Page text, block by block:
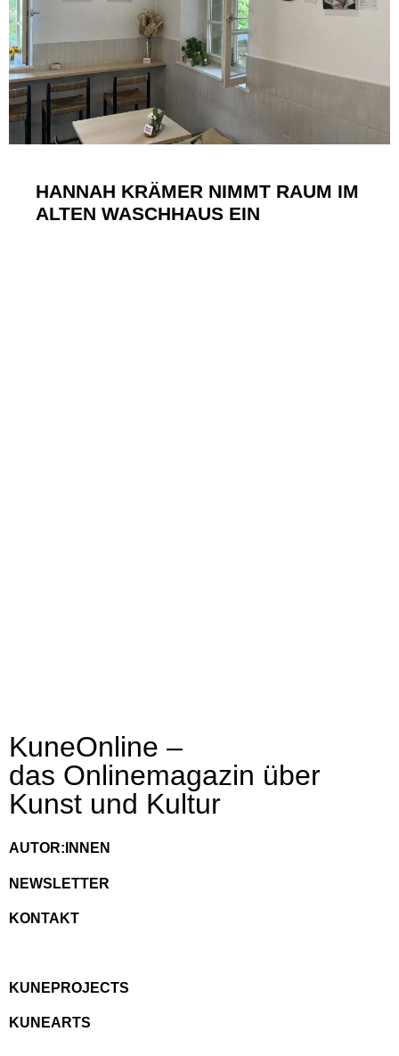
HANNAH KRÄMER NIMMT RAUM IM
ALTEN WASCHHAUS EIN
KuneOnline –
das Onlinemagazin über
Kunst und Kultur
AUTOR:INNEN
NEWSLETTER
KONTAKT
KUNEPROJECTS
KUNEARTS